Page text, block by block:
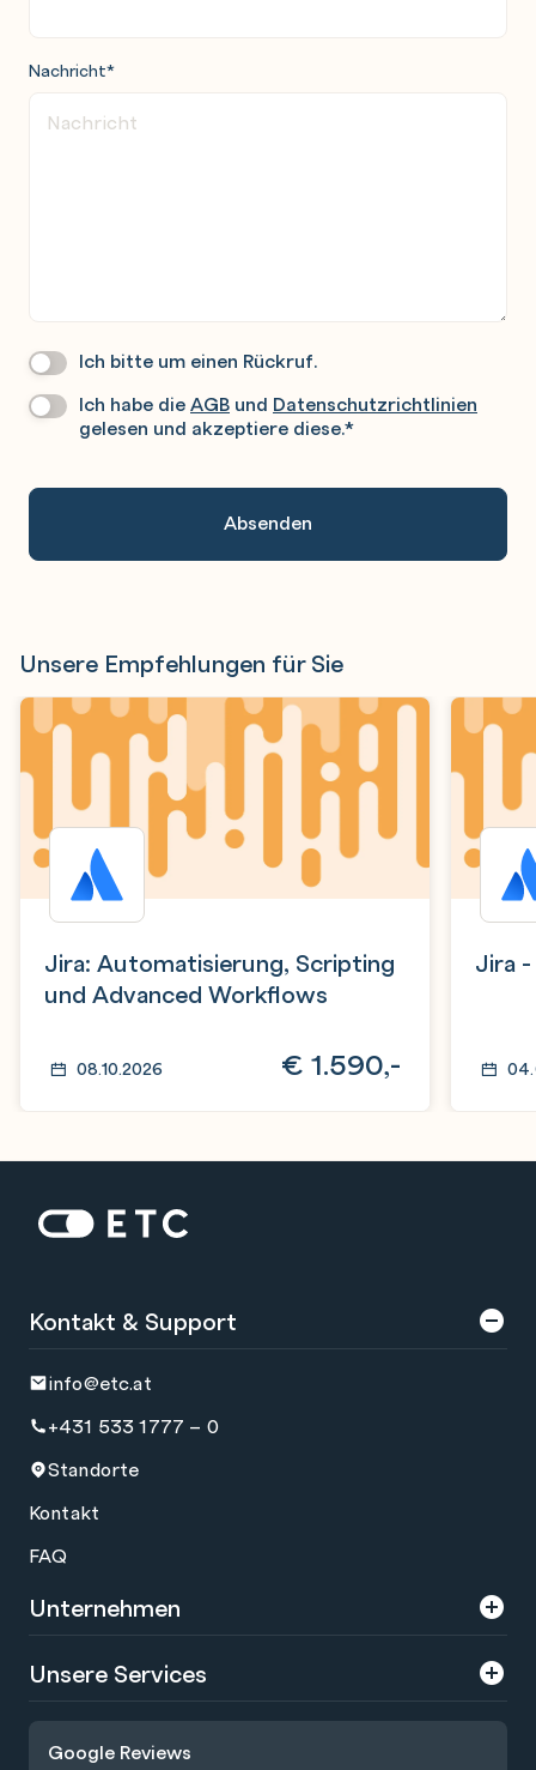
Nachricht*
Wir
Sie
Ich bitte um einen Rückruf.
Datenschutz*
Ich habe dieAGB und Datenschutzrichtlinien
gelesen und akzeptiere diese.*
Unsere Empfehlungen für Sie
Jira: Automatisierung, Scripting
und Advanced Workflows
08.10.2026 € 1.590,-
Jira
Startseite: ETC
Google Reviews
Kontakt & Support
info@etc.at
+431 533 1777 – 0
Standorte
Kontakt
FAQ
Unternehmen
Über uns
Presse
Unsere Services